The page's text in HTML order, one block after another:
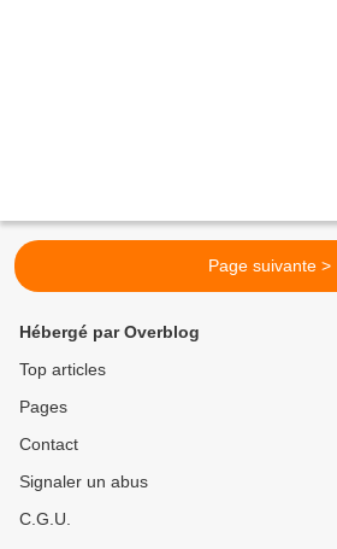
Page suivante >
Hébergé par Overblog
Top articles
Pages
Contact
Signaler un abus
C.G.U.